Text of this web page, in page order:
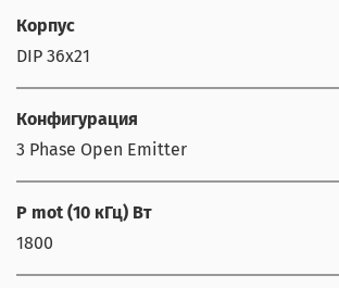
Корпус
DIP 36x21
Конфигурация
3 Phase Open Emitter
P mot (10 кГц) Вт
1800